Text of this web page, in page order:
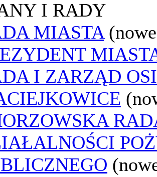
I RADY
MIASTA
I ZARZĄD